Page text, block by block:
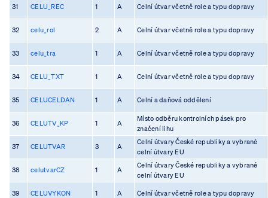
31 CELU_REC 1 A Celní útvar včetně role a typu dopravy
32 celu_rol 2 A Celní útvar včetně role a typu dopravy
33 celu_tra 1 A Celní útvar včetně role a typu dopravy
34 CELU_TXT 1 A Celní útvar včetně role a typu dopravy
35 CELUCELDAN 1 A Celní a daňová oddělení
36 CELUTV_KP 1 A
Místo odběru kontrolních pásek pro
značení lihu
37 CELUTVAR 3 A
Celní útvary České republiky a vybrané
celní útvary EU
38 celutvarCZ 1 A
Celní útvary České republiky a vybrané
celní útvary EU
39 CELUVYKON 1 A Celní útvar včetně role a typu dopravy